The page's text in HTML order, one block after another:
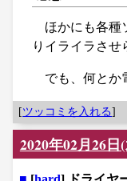
ほかにも各種
りイライラさせ
でも、何とか
[ツッコミを入れる]
2020年02月26日